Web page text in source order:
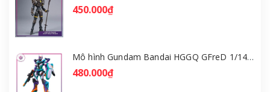
450.000₫
Mô hình Gundam Bandai HGGQ GFreD 1/144 [GDB] [BHG]
480.000₫